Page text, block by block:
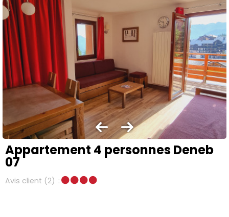
Appartement 4 personnes Deneb
07
Avis client (2)